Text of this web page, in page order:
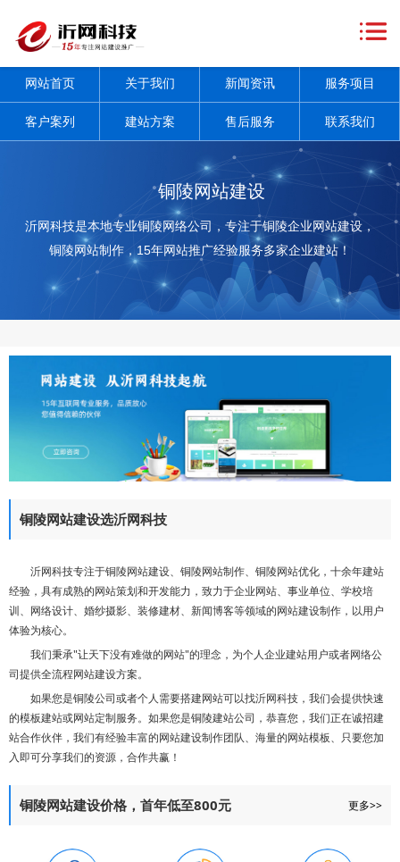
首
页
于
我
新
闻
服
网站首页 关于我们 新闻资讯 服务项目
客户案列 建站方案 售后服务 联系我们
铜陵网站建设
沂网科技是本地专业铜陵网络公司，专注于铜陵企业网站建设，
铜陵网站制作，15年网站推广经验服务多家企业建站！
铜陵网站建设选沂网科技
沂网科技专注于铜陵网站建设、铜陵网站制作、铜陵网站优化，十余年建站
经验，具有成熟的网站策划和开发能力，致力于企业网站、事业单位、学校培
训、网络设计、婚纱摄影、装修建材、新闻博客等领域的网站建设制作，以用户
体验为核心。
我们秉承"让天下没有难做的网站"的理念，为个人企业建站用户或者网络公
司提供全流程网站建设方案。
如果您是铜陵公司或者个人需要搭建网站可以找沂网科技，我们会提供快速
的模板建站或网站定制服务。如果您是铜陵建站公司，恭喜您，我们正在诚招建
站合作伙伴，我们有经验丰富的网站建设制作团队、海量的网站模板、只要您加
入即可分享我们的资源，合作共赢！
铜陵网站建设价格，首年低至800元 更多>>